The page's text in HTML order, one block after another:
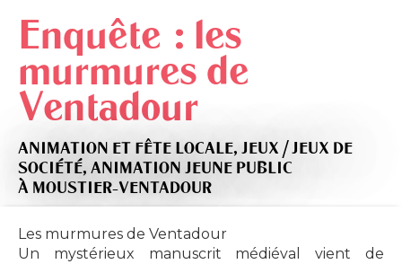
Enquête : les
murmures de
Ventadour
ANIMATION ET FÊTE LOCALE, JEUX / JEUX DE
SOCIÉTÉ, ANIMATION JEUNE PUBLIC
À MOUSTIER-VENTADOUR
Les murmures de Ventadour
Un mystérieux manuscrit médiéval vient de